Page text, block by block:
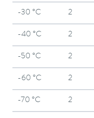
-30 °C 2
-40 °C 2
-50 °C 2
-60 °C 2
-70 °C 2